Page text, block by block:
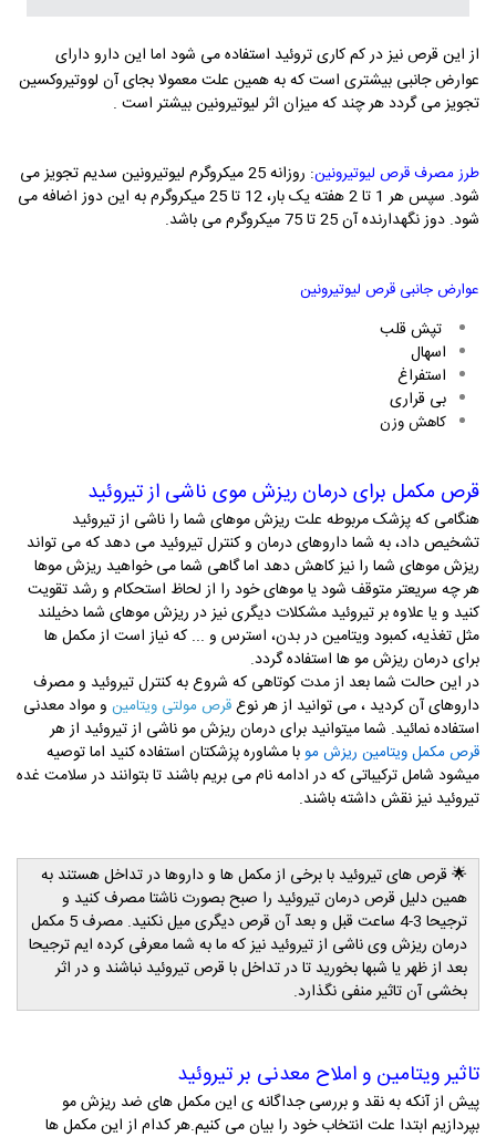
از این قرص نیز در کم کاری تروئید استفاده می شود اما این دارو دارای
عوارض جانبی بیشتری است که به همین علت معمولا بجای آن لووتیروکسین
تجویز می گردد هر چند که میزان اثر لیوتیرونین بیشتر است .
طرز مصرف قرص لیوتیرونین
: روزانه 25 میکروگرم لیوتیرونین سدیم تجویز می
شود. سپس هر 1 تا 2 هفته یک بار، 12 تا 25 میکروگرم به این دوز اضافه می
شود. دوز نگهدارنده آن 25 تا 75 میکروگرم می باشد.
عوارض جانبی قرص لیوتیرونین
تپش قلب
اسهال
استفراغ
بی قراری
کاهش وزن
قرص مکمل برای درمان ریزش موی ناشی از تیروئید
هنگامی که پزشک مربوطه علت ریزش موهای شما را ناشی از تیروئید
تشخیص داد، به شما داروهای درمان و کنترل تیروئید می دهد که می تواند
ریزش موهای شما را نیز کاهش دهد اما گاهی شما می خواهید ریزش موها
هر چه سریعتر متوقف شود یا موهای خود را از لحاظ استحکام و رشد تقویت
کنید و یا علاوه بر تیروئید مشکلات دیگری نیز در ریزش موهای شما دخیلند
مثل تغذیه، کمبود ویتامین در بدن، استرس و ... که نیاز است از مکمل ها
برای درمان ریزش مو ها استفاده گردد.
در این حالت شما بعد از مدت کوتاهی که شروع به کنترل تیروئید و مصرف
داروهای آن کردید ، می توانید از هر نوعقرص مولتی ویتامین و مواد معدنی
استفاده نمائید. شما میتوانید برای درمان ریزش مو ناشی از تیروئید از هر
قرص مکمل ویتامین ریزش مو با مشاوره پزشکتان استفاده کنید اما توصیه
میشود شامل ترکیباتی که در ادامه نام می بریم باشند تا بتوانند در سلامت غده
تیروئید نیز نقش داشته باشند.
🌟 قرص های تیروئید با برخی از مکمل ها و داروها در تداخل هستند به
همین دلیل قرص درمان تیروئید را صبح بصورت ناشتا مصرف کنید و
ترجیحا 3-4 ساعت قبل و بعد آن قرص دیگری میل نکنید. مصرف 5 مکمل
درمان ریزش وی ناشی از تیروئید نیز که ما به شما معرفی کرده ایم ترجیحا
بعد از ظهر یا شبها بخورید تا در تداخل با قرص تیروئید نباشند و در اثر
بخشی آن تاثیر منفی نگذارد.
تاثیر ویتامین و املاح معدنی بر تیروئید
پیش از آنکه به نقد و بررسی جداگانه ی این مکمل های ضد ریزش مو
بپردازیم ابتدا علت انتخاب خود را بیان می کنیم.هر کدام از این مکمل ها